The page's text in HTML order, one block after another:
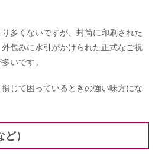
多くないですが、封筒に印刷された
包みに水引がかけられた正式なご祝
いです。
じて困っているときの強い味方にな
）